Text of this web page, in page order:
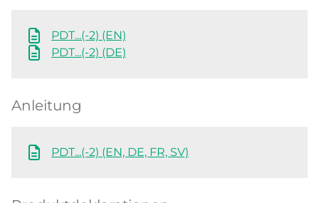
PDT...(-2) (EN)
PDT...(-2) (DE)
Anleitung
PDT...(-2) (EN, DE, FR, SV)